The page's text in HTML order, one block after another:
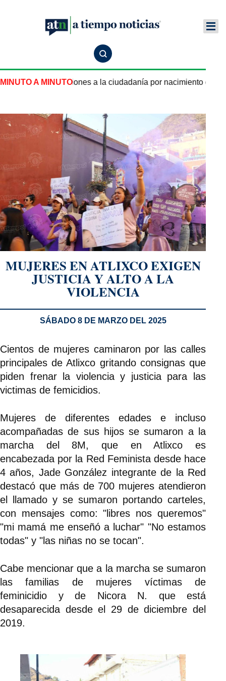
MINUTO A MINUTO
nuevas restricciones a la ciudadanía por nacimiento en
MUJERES EN ATLIXCO EXIGEN
JUSTICIA Y ALTO A LA
VIOLENCIA
SÁBADO 8 DE MARZO DEL 2025
Cientos de mujeres caminaron por las calles
principales de Atlixco gritando consignas que
piden frenar la violencia y justicia para las
victimas de femicidios.
Mujeres de diferentes edades e incluso
acompañadas de sus hijos se sumaron a la
marcha del 8M, que en Atlixco es
encabezada por la Red Feminista desde hace
4 años, Jade González integrante de la Red
destacó que más de 700 mujeres atendieron
el llamado y se sumaron portando carteles,
con mensajes como: "libres nos queremos"
"mi mamá me enseñó a luchar" "No estamos
todas" y "las niñas no se tocan".
Cabe mencionar que a la marcha se sumaron
las familias de mujeres víctimas de
feminicidio y de Nicora N. que está
desaparecida desde el 29 de diciembre del
2019.